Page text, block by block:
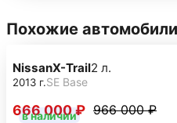
Похожие автомобили
в наличии
NissanX-Trail2 л.
2013 г.SE Base
666 000 ₽ 966 000 ₽